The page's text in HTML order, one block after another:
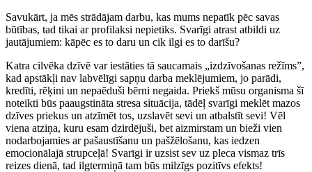
Savukārt, ja mēs strādājam darbu, kas mums nepatīk pēc savas
būtības, tad tikai ar profilaksi nepietiks. Svarīgi atrast atbildi uz
jautājumiem: kāpēc es to daru un cik ilgi es to darīšu?
Katra cilvēka dzīvē var iestāties tā saucamais „izdzīvošanas režīms”,
kad apstākļi nav labvēlīgi sapņu darba meklējumiem, jo parādi,
kredīti, rēķini un nepaēduši bērni negaida. Priekš mūsu organisma šī
noteikti būs paaugstināta stresa situācija, tādēļ svarīgi meklēt mazos
dzīves priekus un atzīmēt tos, uzslavēt sevi un atbalstīt sevi! Vēl
viena atziņa, kuru esam dzirdējuši, bet aizmirstam un bieži vien
nodarbojamies ar pašaustīšanu un pašžēlošanu, kas iedzen
emocionālajā strupceļā! Svarīgi ir uzsist sev uz pleca vismaz trīs
reizes dienā, tad ilgtermiņā tam būs milzīgs pozitīvs efekts!